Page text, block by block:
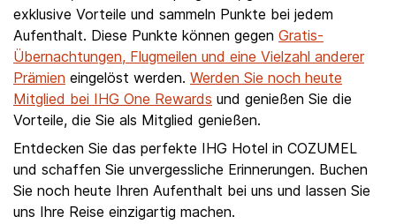
exklusive Vorteile und sammeln Punkte bei jedem
Aufenthalt. Diese Punkte können gegen Gratis-
Übernachtungen, Flugmeilen und eine Vielzahl anderer
Prämien eingelöst werden. Werden Sie noch heute
Mitglied bei IHG One Rewards und genießen Sie die
Vorteile, die Sie als Mitglied genießen.
Entdecken Sie das perfekte IHG Hotel in COZUMEL
und schaffen Sie unvergessliche Erinnerungen. Buchen
Sie noch heute Ihren Aufenthalt bei uns und lassen Sie
uns Ihre Reise einzigartig machen.